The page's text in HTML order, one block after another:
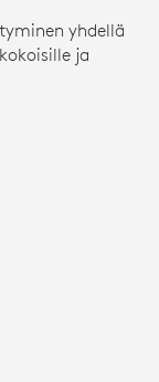
yhdellä
ja
yhdellä
ja
yhdellä
ja